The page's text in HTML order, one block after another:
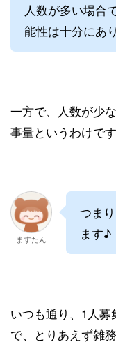
人数が多い場合
能性は十分にあ
一方で、人数が少
事量というわけです
ますたん
つま
ます♪
いつも通り、1人
で、とりあえず雑